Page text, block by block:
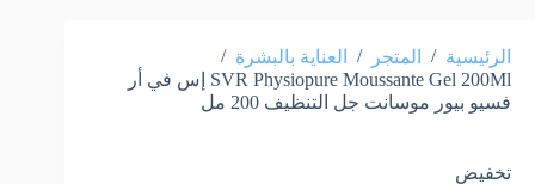
الرئيسية / المتجر / العناية بالبشرة /
SVR Physiopure Moussante Gel 200Ml إس في أر
فسيو بيور موسانت جل التنظيف 200 مل
تخفيض